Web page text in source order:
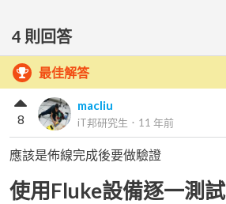
4 則回答
最佳解答
macliu
iT邦研究生 ． 11 年前
8
應該是佈線完成後要做驗證
使用Fluke設備逐一測試